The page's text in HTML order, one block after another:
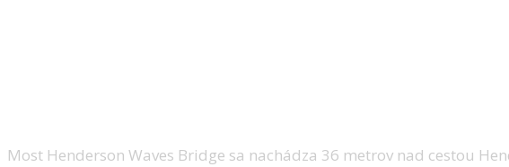
Most Henderson Waves Bridge sa nachádza 36 metrov nad cestou